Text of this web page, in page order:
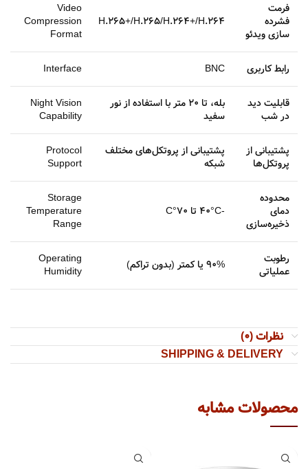
فرمت
فشرده
سازی ویدئو
H.265+/H.265/H.264+/H.264
Video
Compression
Format
رابط کاربری BNC
Interface
قابلیت دید
در شب
بله، تا 20 متر با استفاده از نور
سفید
Night Vision
Capability
پشتیبانی از
پروتکل‌ها
پشتیبانی از پروتکل‌های مختلف
شبکه
Protocol
Support
محدوده
دمای
ذخیره‌سازی
-40°C تا 70°C
Storage
Temperature
Range
رطوبت
عملیاتی
90% یا کمتر (بدون تراکم)
Operating
Humidity
نظرات (0)
SHIPPING & DELIVERY
محصولات مشابه